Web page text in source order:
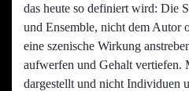
das heute so definiert wird: Die
und Ensemble, nicht dem Autor
eine szenische Wirkung
aufwerfen und Gehalt vertiefen.
dargestellt und nicht Individuen